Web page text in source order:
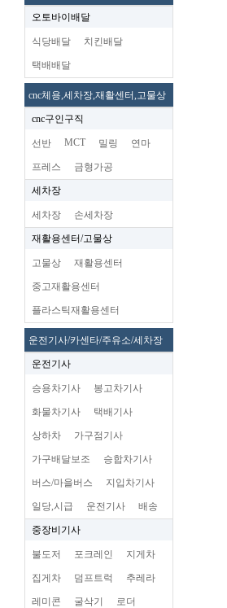
오토바이배달
식당배달 치킨배달
택배배달
cnc체용,세차장,재활센터,고물상
cnc구인구직
선반 MCT 밀링 연마
프레스 금형가공
세차장
세차장 손세차장
재활용센터/고물상
고물상 재활용센터
중고재활용센터
플라스틱재활용센터
운전기사/카센타/주유소/세차장
운전기사
승용차기사 봉고차기사
화물차기사 택배기사
상하차 가구점기사
가구배달보조 승합차기사
버스/마을버스 지입차기사
일당,시급 운전기사 배송
중장비기사
불도저 포크레인 지게차
집게차 덤프트럭 추레라
레미콘 굴삭기 로더